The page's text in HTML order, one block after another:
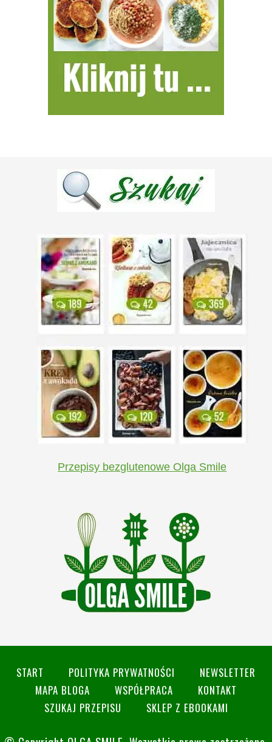
Przepisy bezglutenowe Olga Smile
START POLITYKA PRYWATNOŚCI
NEWSLETTER
MAPA BLOGA
WSPÓŁPRACA
KONTAKT
SZUKAJ PRZEPISU
SKLEP Z EBOOKAMI